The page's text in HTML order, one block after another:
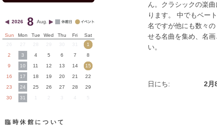
ん。クラシックの楽
ります。 中でもベー
名ですが他にも数々
せる名曲を集め、名
い。
日にち: 2月
2026 8 Aug.
Sun Mon Tue Wed Thu Fri
Sat
27 29 30 31
1
2
3 4 5 6 7
8
9
10 11 12 13 14
15
16
17 18 19 20 21
22
23
24 25 26 27 28
29
30
31 3 4 5
臨時休館について